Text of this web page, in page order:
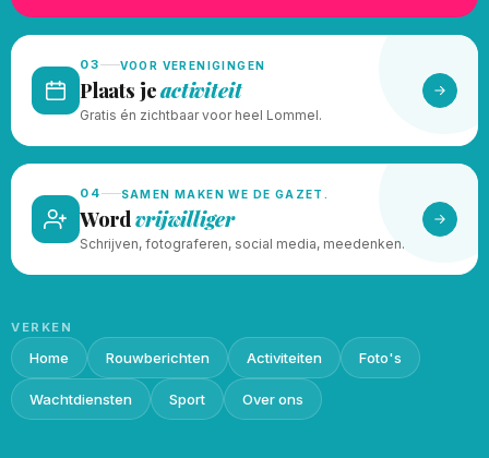
03 VOOR VERENIGINGEN
Plaats jeactiviteit
Gratis én zichtbaar voor heel Lommel.
04 SAMEN MAKEN WE DE GAZET.
Wordvrijwilliger
Schrijven, fotograferen, social media, meedenken.
VERKEN
Home Rouwberichten Activiteiten Foto's
Wachtdiensten Sport Over ons